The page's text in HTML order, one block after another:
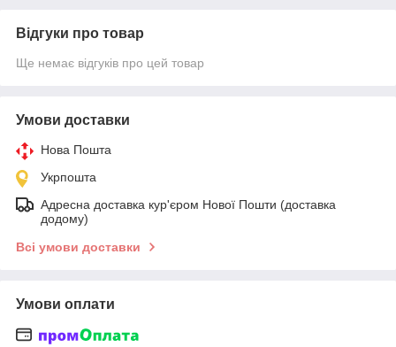
Відгуки про товар
Ще немає відгуків про цей товар
Умови доставки
Нова Пошта
Укрпошта
Адресна доставка кур'єром Нової Пошти (доставка
додому)
Всі умови доставки
Умови оплати